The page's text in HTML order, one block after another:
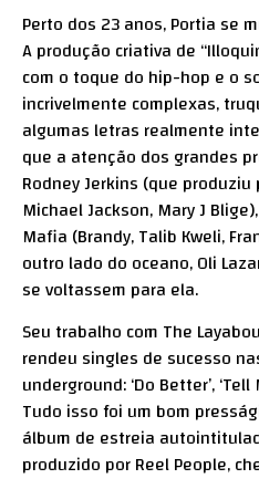
Perto dos 23 anos, Portia se
A produção criativa de
com o toque do hip-hop e o
incrivelmente complexas,
algumas letras realmente
que a atenção dos grandes
Rodney Jerkins (que
Michael Jackson, Mary J
Mafia (Brandy, Talib Kweli,
outro lado do oceano, Oli
se voltassem para ela.
Seu trabalho com The
rendeu singles de sucesso
underground: ‘Do Better’, ‘Tell
Tudo isso foi um bom
álbum de estreia
produzido por Reel People,